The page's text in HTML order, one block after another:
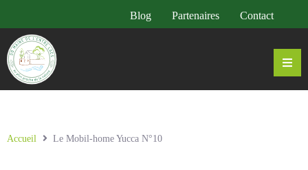
Blog Partenaires Contact
Accueil Le Mobil-home Yucca N°10